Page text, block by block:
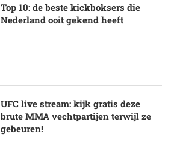
Top 10: de beste kickboksers die
Nederland ooit gekend heeft
UFC live stream: kijk gratis deze
brute MMA vechtpartijen terwijl ze
gebeuren!